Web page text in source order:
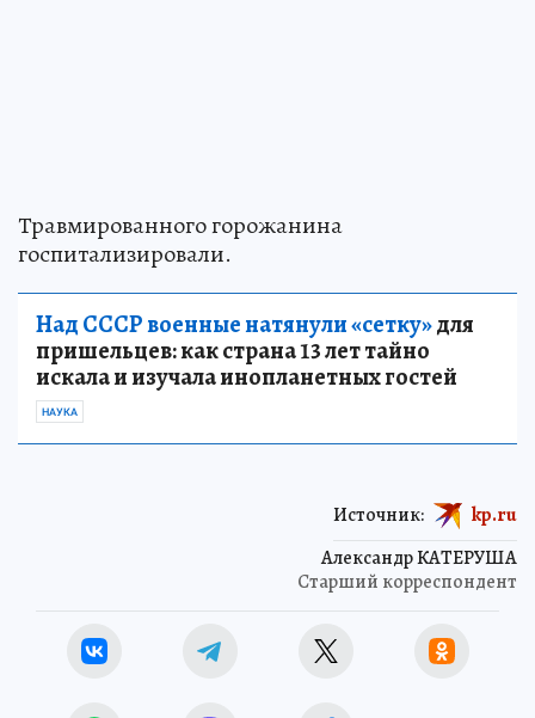
Травмированного горожанина
госпитализировали.
Над СССР военные натянули «сетку»для
пришельцев: как страна 13 лет тайно
искала и изучала инопланетных гостей
НАУКА
Александр КАТЕРУША
Старший корреспондент
Источник: kp.ru